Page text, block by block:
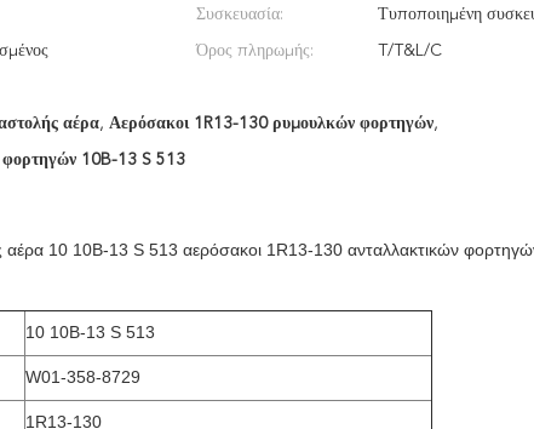
Συσκευασία: Τυποποιημένη
Όρος πληρωμής: T/T&L/C
αέρα, Αερόσακοι 1R13-130 ρυμουλκών φορτηγών,
10B-13 S 513
10 10B-13 S 513 αερόσακοι 1R13-130 ανταλλακτικών
10 10B-13 S 513
W01-358-8729
1R13-130